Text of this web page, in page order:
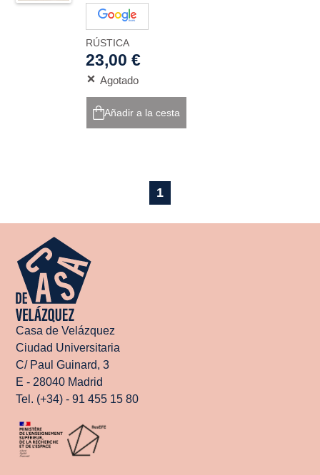
RÚSTICA
23,00 €
Agotado
Añadir a la cesta
1
Casa de Velázquez
Ciudad Universitaria
C/ Paul Guinard, 3
E - 28040 Madrid
Tel. (+34) - 91 455 15 80